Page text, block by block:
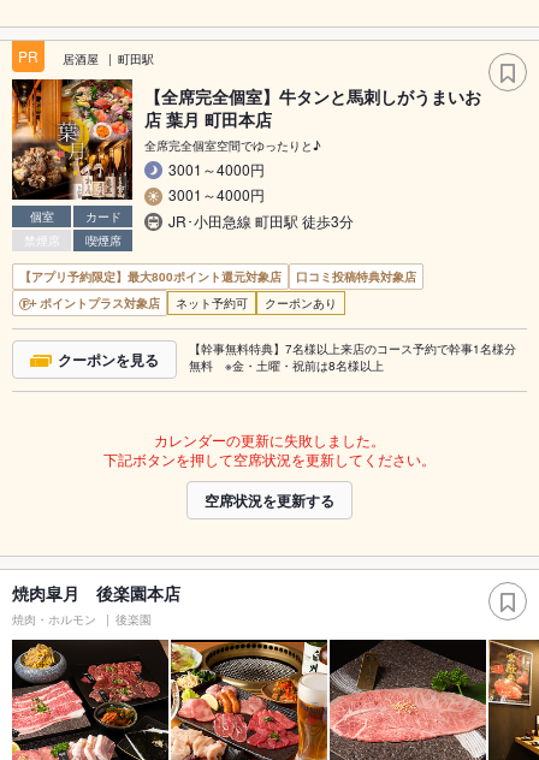
PR 居酒屋 町田駅
個室
カード
禁煙席
喫煙席
【全席完全個室】牛タンと馬刺しがうまいお
店 葉月 町田本店
全席完全個室空間でゆったりと♪
3001～4000円
3001～4000円
JR･小田急線 町田駅 徒歩3分
【アプリ予約限定】最大800ポイント還元対象店
口コミ投稿特典対象店
ポイントプラス対象店
ネット予約可 クーポンあり
クーポンを見る
【幹事無料特典】7名様以上来店のコース予約で幹事1名様分
無料 ※金・土曜・祝前は8名様以上
カレンダーの更新に失敗しました。
下記ボタンを押して空席状況を更新してください。
空席状況を更新する
焼肉皐月 後楽園本店
焼肉・ホルモン 後楽園